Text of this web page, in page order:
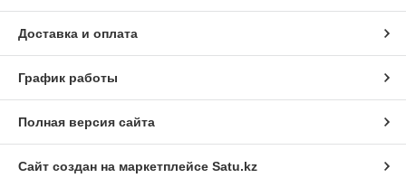
Доставка и оплата
График работы
Полная версия сайта
Сайт создан на маркетплейсе Satu.kz